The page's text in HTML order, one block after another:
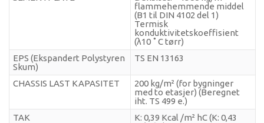
Karmod Italia
Karmod საქართველო Karmod Узбекистон
Karmod Հայաստան Karmod Shqipëri
Karmod United States Karmod Portugal
flammehemmende middel
(B1 til DIN 4102 del 1)
Termisk
konduktivitetskoeffisient
(λ10 ˚ C tørr)
EPS (Ekspandert Polystyren
Skum)
TS EN 13163
CHASSIS LAST KAPASITET
200 kg/m² (for bygninger
med to etasjer) (Beregnet
iht. TS 499 e.)
TAK
K: 0,39 Kcal /m² hC (K: 0,43